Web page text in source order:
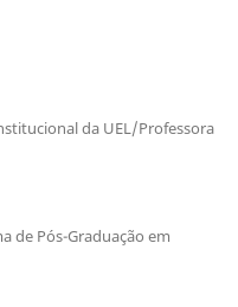
da UEL/Professora
de Pós-Graduação em